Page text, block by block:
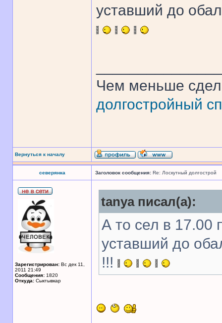
уставший до
Чем меньше
долгостройный
Вернуться к началу
северянка Заголовок сообщения: Re: Лоскутный долгострой
Зарегистрирован: Вс дек 11,
2011 21:49
Сообщения: 1820
Откуда: Сыктывкар
tanya писал(а):
А то сел в 17.00
уставший до
!!!